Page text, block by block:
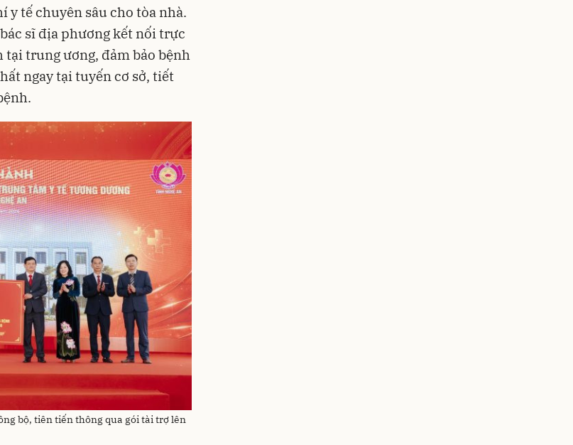
y tế chuyên sâu cho tòa nhà.
sĩ địa phương kết nối trực
trung ương, đảm bảo bệnh
ngay tại tuyến cơ sở, tiết
bộ, tiên tiến thông qua gói tài trợ lên